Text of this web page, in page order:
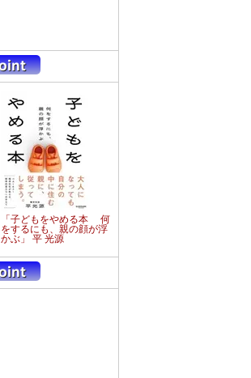
「子どもをやめる本 何
をするにも、親の顔が浮
かぶ」 平 光源